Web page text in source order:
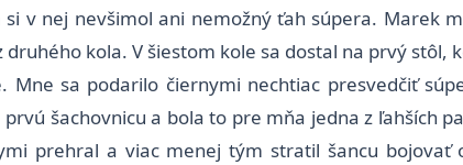
v nej nevšimol ani nemožný ťah súpera. Marek
kola. V šiestom kole sa dostal na prvý stôl,
sa podarilo čiernymi nechtiac presvedčiť
šachovnicu a bola to pre mňa jedna z ľahších
prehral a viac menej tým stratil šancu bojovať